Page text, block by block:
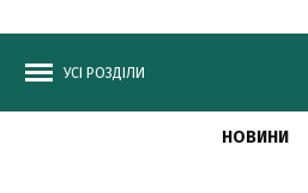
УСІ РОЗДІЛИ
НОВИНИ